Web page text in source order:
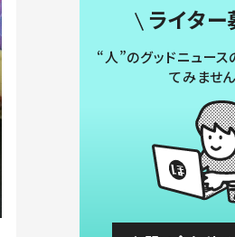
ライター
“人”のグッドニュース
てみませ